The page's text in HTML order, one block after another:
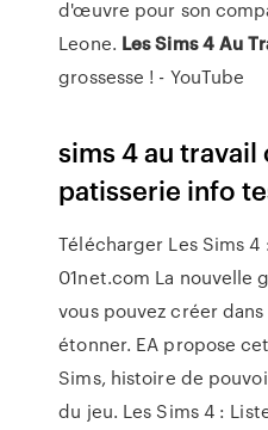
d'œuvre pour son
Leone. LesSims 4Au
grossesse ! - YouTube
sims 4 au
patisserie info
Télécharger Les Sims
01net.com La nouvelle
vous pouvez créer
étonner. EA propose
Sims, histoire de
du jeu. Les Sims 4 :